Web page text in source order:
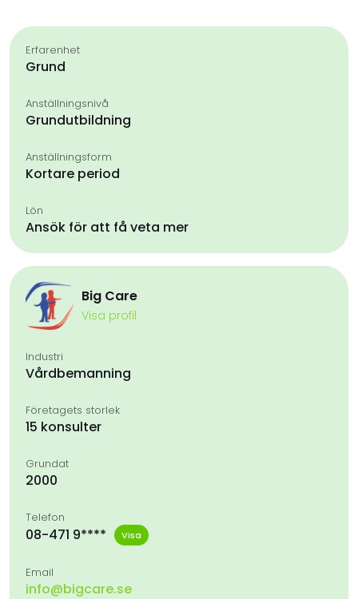
Erfarenhet
Grund
Anställningsnivå
Grundutbildning
Anställningsform
Kortare period
Lön
Ansök för att få veta mer
Big Care
Visa profil
Industri
Vårdbemanning
Företagets storlek
15 konsulter
Grundat
2000
Telefon
08-471 9**** Visa
Email
info@bigcare.se